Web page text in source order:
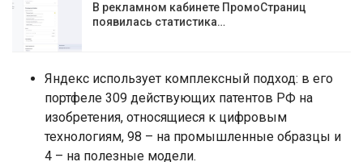
В рекламном кабинете ПромоСтраниц
появилась статистика…
Яндекс использует комплексный подход: в его
портфеле 309 действующих патентов РФ на
изобретения, относящиеся к цифровым
технологиям, 98 – на промышленные образцы и
4 – на полезные модели.